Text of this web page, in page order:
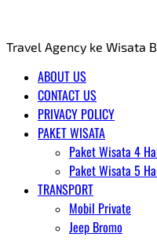
Travel Agency ke Wisata
ABOUT US
CONTACT US
PRIVACY POLICY
PAKET WISATA
Paket Wisata 4
Paket Wisata 5
TRANSPORT
Mobil Private
Jeep Bromo